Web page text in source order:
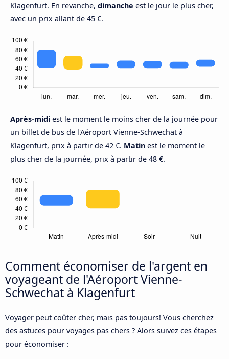
Klagenfurt. En revanche, dimanche est le jour le plus cher,
avec un prix allant de 45 €.
Après-midi est le moment le moins cher de la journée pour
un billet de bus de l'Aéroport Vienne-Schwechat à
Klagenfurt, prix à partir de 42 €. Matin est le moment le
plus cher de la journée, prix à partir de 48 €.
Comment économiser de l'argent en
voyageant de l'Aéroport Vienne-
Schwechat à Klagenfurt
Voyager peut coûter cher, mais pas toujours! Vous cherchez
des astuces pour voyages pas chers ? Alors suivez ces étapes
pour économiser :